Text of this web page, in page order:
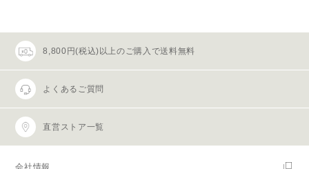
8,800円(税込)以上のご購入で送料無料
よくあるご質問
直営ストア一覧
会社情報